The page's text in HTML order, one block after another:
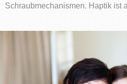
Schraubmechanismen. Haptik ist